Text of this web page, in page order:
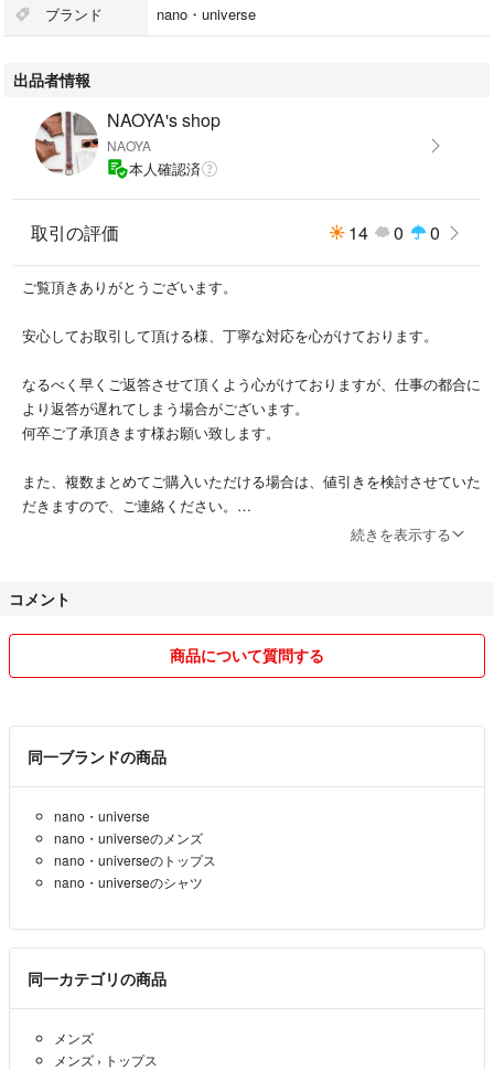
S
…175cm、55kgの痩せ気味の私でちょうどいいぐらいのサイズ感です。
着丈64、身幅49.5、肩幅40、袖丈48.5
素人採寸のため、多少の誤差はご了承ください。
▼素材
綿70％、麻30％
着用した時のシルエットと色味が大変気に入っていたのですが、太ってき
た影響で身幅と肩幅がきつくなってきたので今回の出品に至りました。
大切に扱っていただける方の手に渡れば幸いです。
ご検討よろしくお願いいたします。m(._.)m
#美品
#シャツ
#チェックシャツ
#青シャツ
#黄色シャツ
ブランド nano・universe
出品者情報
NAOYA's shop
NAOYA
本人確認済
取引の評価 14 0 0
ご覧頂きありがとうございます。
安心してお取引して頂ける様、丁寧な対応を心がけております。
なるべく早くご返答させて頂くよう心がけておりますが、仕事の都合に
より返答が遅れてしまう場合がございます。
何卒ご了承頂きます様お願い致します。
また、複数まとめてご購入いただける場合は、値引きを検討させていた
だきますので、ご連絡ください。
続きを表示する
コメント
商品について質問する
同一ブランドの商品
nano・universe
nano・universeのメンズ
nano・universeのトップス
nano・universeのシャツ
同一カテゴリの商品
メンズ
メンズ › トップス